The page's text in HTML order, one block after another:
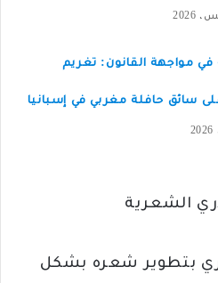
في مواجهة القانون: تغريم
سائق حافلة مغربي في إسبانيا
الشعرية
بتطوير شعره بشكل